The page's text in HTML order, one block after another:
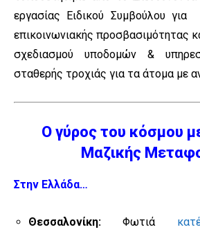
εργασίας Ειδικού Συμβούλου
επικοινωνιακής προσβασιμότητας
σχεδιασμού υποδομών &
σταθερής τροχιάς για τα άτομα με
Ο γύρος του κόσμου
Μαζικής
Στην Ελλάδα…
Θεσσαλονίκη: Φωτιά